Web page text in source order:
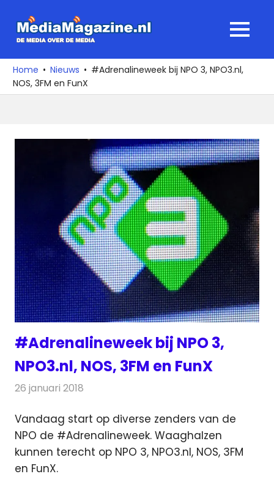
naar
media
over
de
MENU
Home Nieuws
#Adrenalineweek bij NPO 3, NPO3.nl,
NOS, 3FM en FunX
#Adrenalineweek bij NPO 3,
NPO3.nl, NOS, 3FM en FunX
26 januari 2018
Vandaag start op diverse zenders van de
NPO de #Adrenalineweek. Waaghalzen
kunnen terecht op NPO 3, NPO3.nl, NOS, 3FM
en FunX.